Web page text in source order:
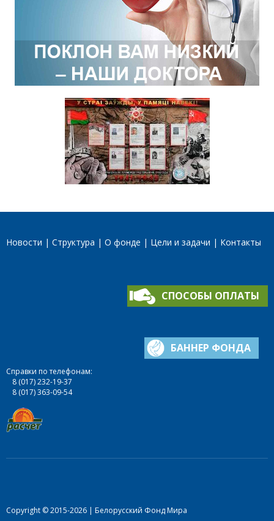
Новости Структура О фонде Цели и задачи Контакты
СПОСОБЫ ОПЛАТЫ
БАННЕР ФОНДА
Справки по телефонам:
8 (017) 232-19-37
8 (017) 363-09-54
Copyright © 2015-2026 | Белорусский Фонд Мира